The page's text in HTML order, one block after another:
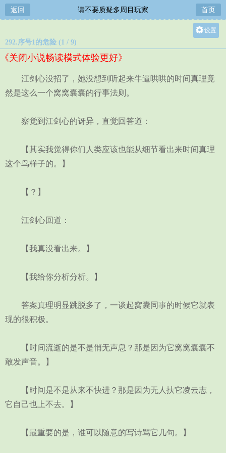
返回 请不要质疑多周目玩家 首页
设置
中
292.序号1的危险 (1 / 9)
《关闭小说畅读模式体验更好》
江剑心没招了，她没想到听起来牛逼哄哄的时间真理竟
然是这么一个窝窝囊囊的行事法则。
察觉到江剑心的讶异，直觉回答道：
【其实我觉得你们人类应该也能从细节看出来时间真理
这个鸟样子的。】
【？】
江剑心回道：
【我真没看出来。】
【我给你分析分析。】
答案真理明显跳脱多了，一谈起窝囊同事的时候它就表
现的很积极。
【时间流逝的是不是悄无声息？那是因为它窝窝囊囊不
敢发声音。】
【时间是不是从来不快进？那是因为无人扶它凌云志，
它自己也上不去。】
【最重要的是，谁可以随意的写诗骂它几句。】